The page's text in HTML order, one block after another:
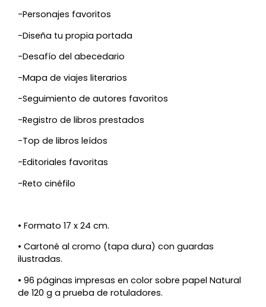
-Personajes favoritos
-Diseña tu propia portada
-Desafío del abecedario
-Mapa de viajes literarios
-Seguimiento de autores favoritos
-Registro de libros prestados
-Top de libros leídos
-Editoriales favoritas
-Reto cinéfilo
• Formato 17 x 24 cm.
• Cartoné al cromo (tapa dura) con guardas
ilustradas.
• 96 páginas impresas en color sobre papel Natural
de 120 g a prueba de rotuladores.